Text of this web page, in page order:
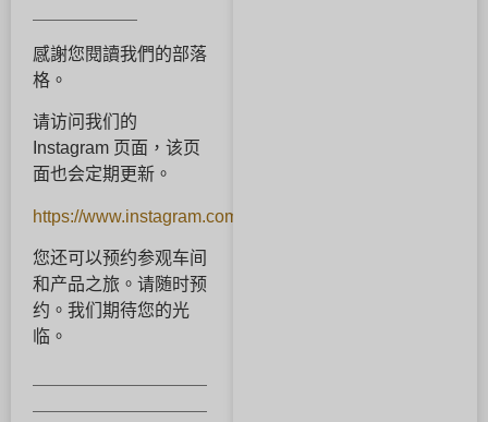
感謝您閱讀我們的部落
格。
请访问我们的
Instagram 页面，该页
面也会定期更新。
https://www.instagram.com/mitubaci_official/
您还可以预约参观车间
和产品之旅。请随时预
约。我们期待您的光
临。